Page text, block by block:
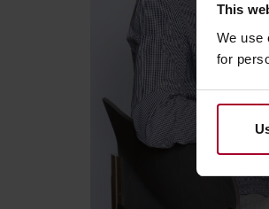
This
We use
for